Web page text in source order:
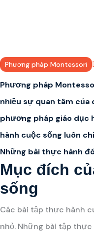
Phương pháp Montessori
Phương pháp
nhiều sự quan tâm của
phương pháp giáo
hành cuộc sống luôn
Những bài thực hành
Mục đích
sống
Các bài tập thực hành
nhỏ. Những bài tập